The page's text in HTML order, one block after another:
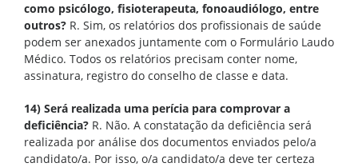
como psicólogo, fisioterapeuta, fonoaudiólogo, entre
outros? R. Sim, os relatórios dos profissionais de saúde
podem ser anexados juntamente com o Formulário Laudo
Médico. Todos os relatórios precisam conter nome,
assinatura, registro do conselho de classe e data.
14) Será realizada uma perícia para comprovar a
deficiência? R. Não. A constatação da deficiência será
realizada por análise dos documentos enviados pelo/a
candidato/a. Por isso, o/a candidato/a deve ter certeza